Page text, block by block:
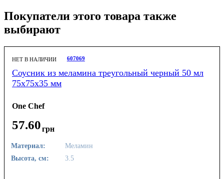
Покупатели этого товара также
выбирают
НЕТ В НАЛИЧИИ 607069
Соусник из меламина треугольный черный 50 мл
75х75х35 мм
One Chef
57.60грн
Материал:
Меламин
Высота, см:
3.5